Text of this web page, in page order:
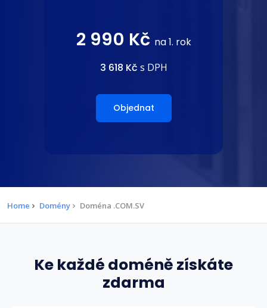
2 990 Kč na 1. rok
3 618 Kč s DPH
Objednat
Home Domény Doména .COM.SV
Ke každé doméně získáte
zdarma